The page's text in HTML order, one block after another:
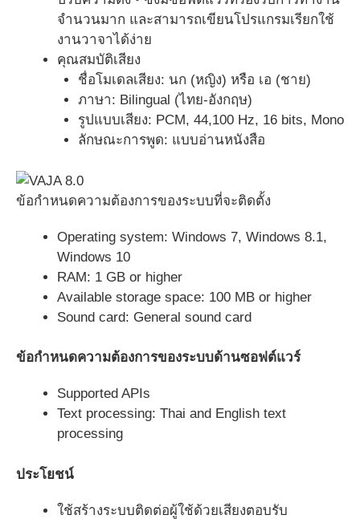
จำนวนมาก และสามารถเขียนโปรแกรมเรียกใช้
งานวาจาได้ง่าย
คุณสมบัติเสียง
ชื่อโมเดลเสียง: นก (หญิง) หรือ เอ (ชาย)
ภาษา: Bilingual (ไทย-อังกฤษ)
รูปแบบเสียง: PCM, 44,100 Hz, 16 bits, Mono
ลักษณะการพูด: แบบอ่านหนังสือ
ข้อกำหนดความต้องการของระบบที่จะติดตั้ง
Operating system: Windows 7, Windows 8.1,
Windows 10
RAM: 1 GB or higher
Available storage space: 100 MB or higher
Sound card: General sound card
ข้อกำหนดความต้องการของระบบด้านซอฟต์แวร์
Supported APIs
Text processing: Thai and English text
processing
ประโยชน์
ใช้สร้างระบบติดต่อผู้ใช้ด้วยเสียงตอบรับ